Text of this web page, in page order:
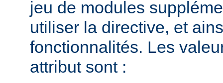
jeu de modules
utiliser la directive, et
fonctionnalités. Les
attribut sont :